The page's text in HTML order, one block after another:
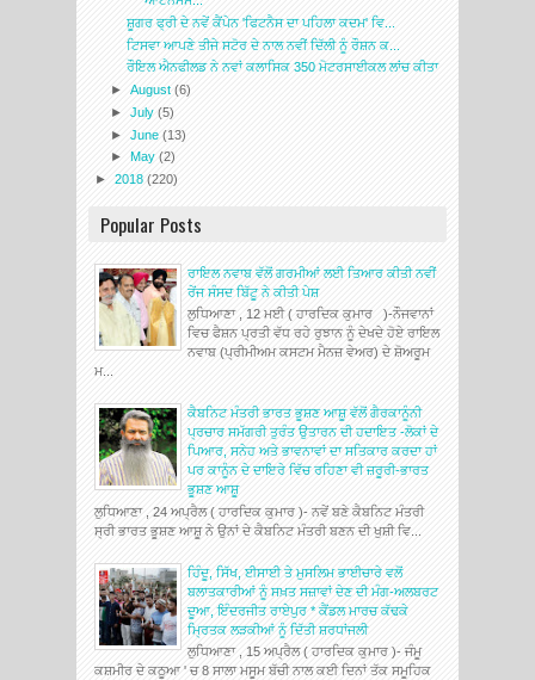
ਸ਼ੂਗਰ ਫ੍ਰੀ ਦੇ ਨਵੇਂ ਕੈਂਪੇਨ 'ਫਿਟਨੈਸ ਦਾ ਪਹਿਲਾ ਕਦਮ' ਵਿ...
ਟਿਸਵਾ ਆਪਣੇ ਤੀਜੇ ਸਟੋਰ ਦੇ ਨਾਲ ਨਵੀਂ ਦਿੱਲੀ ਨੂੰ ਰੌਸ਼ਨ ਕ...
ਰੌਇਲ ਐਨਫੀਲਡ ਨੇ ਨਵਾਂ ਕਲਾਸਿਕ 350 ਮੋਟਰਸਾਈਕਲ ਲਾਂਚ ਕੀਤਾ
►August(6)
►July(5)
►June(13)
► May(2)
► 2018 (220)
Popular Posts
ਰਾਇਲ ਨਵਾਬ ਵੱਲੋਂ ਗਰਮੀਆਂ ਲਈ ਤਿਆਰ ਕੀਤੀ ਨਵੀਂ
ਰੇਂਜ ਸੰਸਦ ਬਿੱਟੂ ਨੇ ਕੀਤੀ ਪੇਸ਼
ਲੁਧਿਆਣਾ , 12 ਮਈ ( ਹਾਰਦਿਕ ਕੁਮਾਰ )-ਨੌਜਵਾਨਾਂ
ਵਿਚ ਫੈਸ਼ਨ ਪ੍ਰਤੀ ਵੱਧ ਰਹੇ ਰੁਝਾਨ ਨੂੰ ਦੇਖਦੇ ਹੋਏ ਰਾਇਲ
ਨਵਾਬ (ਪ੍ਰੀਮੀਅਮ ਕਸਟਮ ਮੈਨਜ਼ ਵੇਅਰ) ਦੇ ਸ਼ੋਅਰੂਮ
ਮ...
ਕੈਬਨਿਟ ਮੰਤਰੀ ਭਾਰਤ ਭੂਸ਼ਣ ਆਸ਼ੂ ਵੱਲੋਂ ਗੈਰਕਾਨੂੰਨੀ
ਪ੍ਰਚਾਰ ਸਮੱਗਰੀ ਤੁਰੰਤ ਉਤਾਰਨ ਦੀ ਹਦਾਇਤ -ਲੋਕਾਂ ਦੇ
ਪਿਆਰ, ਸਨੇਹ ਅਤੇ ਭਾਵਨਾਵਾਂ ਦਾ ਸਤਿਕਾਰ ਕਰਦਾ ਹਾਂ
ਪਰ ਕਾਨੂੰਨ ਦੇ ਦਾਇਰੇ ਵਿੱਚ ਰਹਿਣਾ ਵੀ ਜ਼ਰੂਰੀ-ਭਾਰਤ
ਭੂਸ਼ਣ ਆਸ਼ੂ
ਲੁਧਿਆਣਾ , 24 ਅਪ੍ਰੈਲ ( ਹਾਰਦਿਕ ਕੁਮਾਰ )- ਨਵੇਂ ਬਣੇ ਕੈਬਨਿਟ ਮੰਤਰੀ
ਸ੍ਰੀ ਭਾਰਤ ਭੂਸ਼ਣ ਆਸ਼ੂ ਨੇ ਉਨਾਂ ਦੇ ਕੈਬਨਿਟ ਮੰਤਰੀ ਬਣਨ ਦੀ ਖੁਸ਼ੀ ਵਿ...
ਹਿੰਦੂ, ਸਿੱਖ, ਈਸਾਈ ਤੇ ਮੁਸਲਿਮ ਭਾਈਚਾਰੇ ਵਲੋਂ
ਬਲਾਤਕਾਰੀਆਂ ਨੂੰ ਸਖ਼ਤ ਸਜ਼ਾਵਾਂ ਦੇਣ ਦੀ ਮੰਗ-ਅਲਬਰਟ
ਦੂਆ, ਇੰਦਰਜੀਤ ਰਾਏਪੁਰ * ਕੈਂਡਲ ਮਾਰਚ ਕੱਢਕੇ
ਮ੍ਰਿਤਕ ਲੜਕੀਆਂ ਨੂੰ ਦਿੱਤੀ ਸ਼ਰਧਾਂਜਲੀ
ਲੁਧਿਆਣਾ , 15 ਅਪ੍ਰੈਲ ( ਹਾਰਦਿਕ ਕੁਮਾਰ )- ਜੰਮੂ
ਕਸ਼ਮੀਰ ਦੇ ਕਠੂਆ ' ਚ 8 ਸਾਲਾ ਮਸੂਮ ਬੱਚੀ ਨਾਲ ਕਈ ਦਿਨਾਂ ਤੱਕ ਸਮੂਹਿਕ